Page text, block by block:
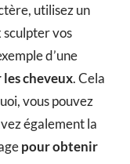
utilisez un
vos
d’une
cheveux. Cela
vous pouvez
également la
pour obtenir